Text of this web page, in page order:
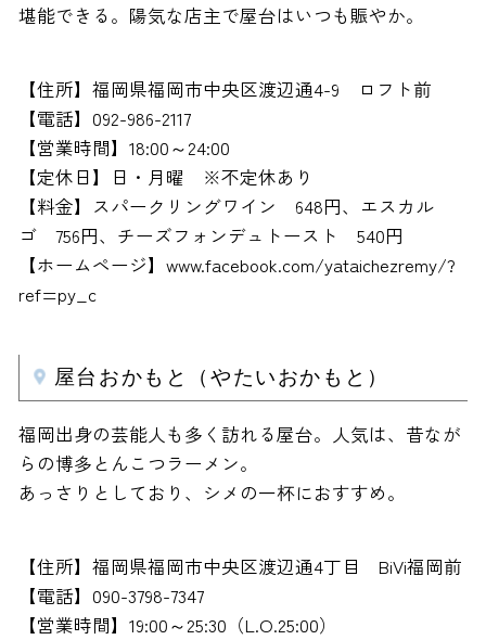
堪能できる。陽気な店主で屋台はいつも賑やか。
【住所】福岡県福岡市中央区渡辺通4-9 ロフト前
【電話】092-986-2117
【営業時間】18:00～24:00
【定休日】日・月曜 ※不定休あり
【料金】スパークリングワイン 648円、エスカル
ゴ 756円、チーズフォンデュトースト 540円
【ホームページ】www.facebook.com/yataichezremy/?
ref=py_c
屋台おかもと（やたいおかもと）
福岡出身の芸能人も多く訪れる屋台。人気は、昔なが
らの博多とんこつラーメン。
あっさりとしており、シメの一杯におすすめ。
【住所】福岡県福岡市中央区渡辺通4丁目 BiVi福岡前
【電話】090-3798-7347
【営業時間】19:00～25:30（L.O.25:00）